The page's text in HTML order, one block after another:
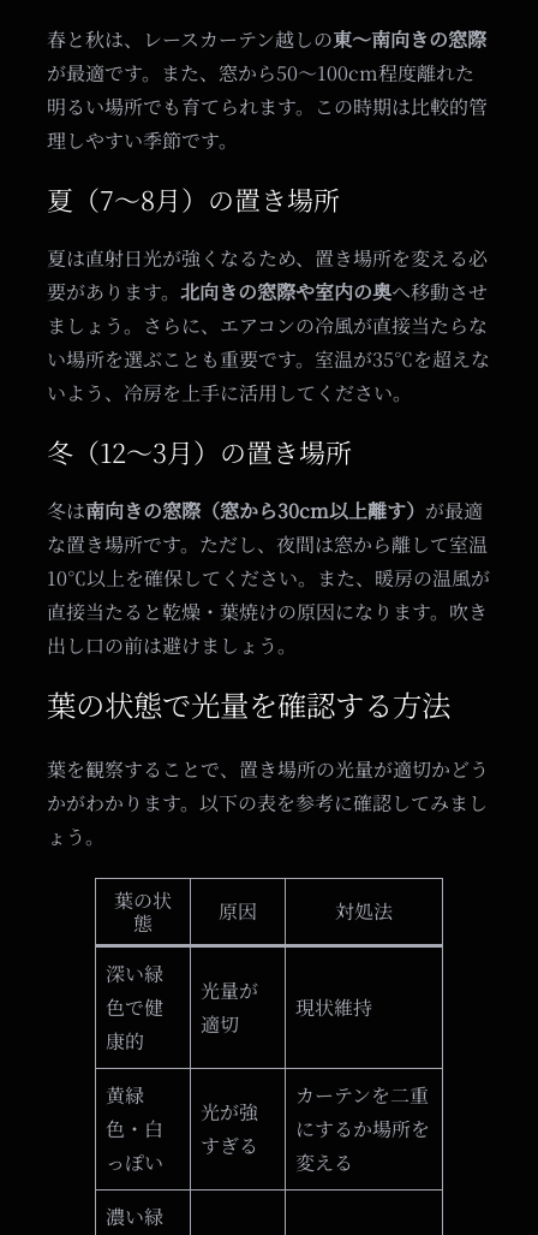
春と秋は、レースカーテン越しの東〜南向きの窓際
が最適です。また、窓から50〜100cm程度離れた
明るい場所でも育てられます。この時期は比較的管
理しやすい季節です。
夏（7〜8月）の置き場所
夏は直射日光が強くなるため、置き場所を変える必
要があります。 北向きの窓際や室内の奥へ移動させ
ましょう。さらに、エアコンの冷風が直接当たらな
い場所を選ぶことも重要です。室温が35℃を超えな
いよう、冷房を上手に活用してください。
冬（12〜3月）の置き場所
冬は南向きの窓際（窓から30cm以上離す） が最適
な置き場所です。ただし、夜間は窓から離して室温
10℃以上を確保してください。また、暖房の温風が
直接当たると乾燥・葉焼けの原因になります。吹き
出し口の前は避けましょう。
葉の状態で光量を確認する方法
葉を観察することで、置き場所の光量が適切かどう
かがわかります。以下の表を参考に確認してみまし
ょう。
葉の状
態
原因 対処法
深い緑
色で健
康的
光量が
適切
現状維持
黄緑
色・白
っぽい
光が強
すぎる
カーテンを二重
にするか場所を
変える
濃い緑